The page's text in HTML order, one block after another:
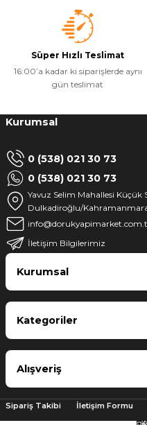
Süper Hızlı Teslimat
16:00’a kadar ki siparişlerde aynı
gün teslimat
Kurumsal
0 (538) 021 30 73
0 (538) 021 30 73
Yavuz Selim Mahallesi Küçük
Dulkadiroğlu/
İletişim Bilgilerimiz
Kurumsal
Kategoriler
Alışveriş
Sipariş Takibi İletişim Formu